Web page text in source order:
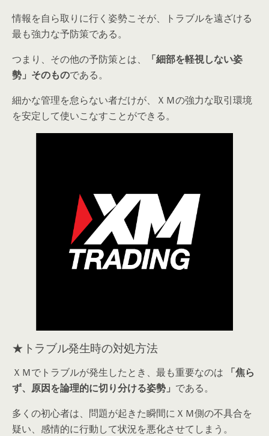
情報を自ら取りに行く姿勢こそが、トラブルを遠ざける
最も強力な予防策である。
つまり、その他の予防策とは、
「細部を軽視しない姿
勢」そのものである。
細かな管理を怠らない者だけが、ＸＭの強力な取引環境
を安定して使いこなすことができる。
★トラブル発生時の対処方法
ＸＭでトラブルが発生したとき、最も重要なのは
「焦ら
ず、原因を論理的に切り分ける姿勢」 である。
多くの初心者は、問題が起きた瞬間にＸＭ側の不具合を
疑い、感情的に行動して状況を悪化させてしまう。